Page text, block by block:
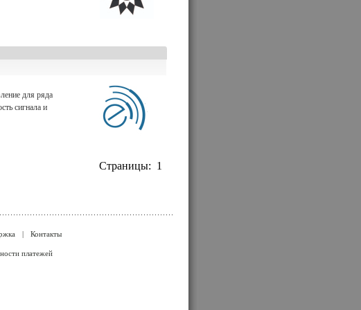
для ряда
сигнала и
Страницы: 1
| Контакты
платежей